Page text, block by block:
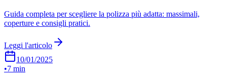
Guida completa per scegliere la polizza più adatta: massimali,
coperture e consigli pratici.
Leggi l'articolo
10/01/2025
•7 min